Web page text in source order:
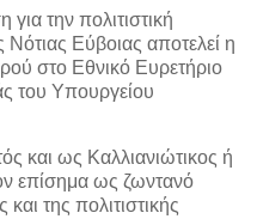
για την πολιτιστική
Νότιας Εύβοιας αποτελεί η
στο Εθνικό Ευρετήριο
του Υπουργείου
και ως Καλλιανιώτικος ή
επίσημα ως ζωντανό
της πολιτιστικής